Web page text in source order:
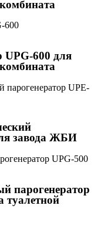
UPG-600 для
завода ЖБИ
парогенератор
туалетной